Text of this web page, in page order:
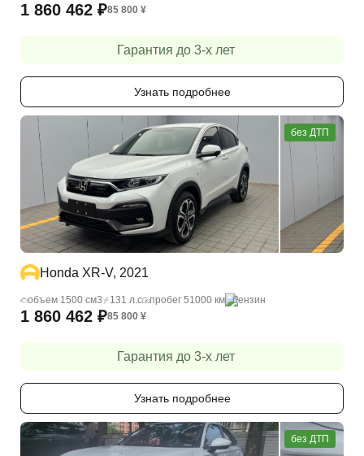
1 860 462 ₽85 800 ¥
Гарантия до 3-х лет
Узнать подробнее
без ДТП
Honda XR-V, 2021
объем 1500 cм3 131 л.с пробег 51000 км бензин
1 860 462 ₽85 800 ¥
Гарантия до 3-х лет
Узнать подробнее
без ДТП